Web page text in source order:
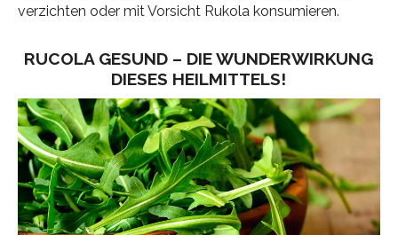
verzichten oder mit Vorsicht Rukola konsumieren.
RUCOLA GESUND – DIE WUNDERWIRKUNG
DIESES HEILMITTELS!